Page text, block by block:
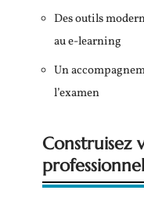
Des outils
au e-learning
Un
l’examen
Construisez